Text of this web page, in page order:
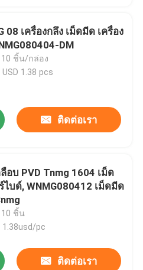
08 เครื่องกลึง เม็ดมีด เครื่อง
DM
10 ชิ้น/กล่อง
1.38 pcs
ติดต่อเรา
อบ PVD Tnmg 1604 เม็ด
ไบด์, WNMG080412 เม็ดมีด
10 ชิ้น
1.38usd/pc
ติดต่อเรา